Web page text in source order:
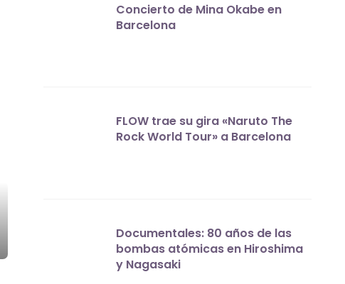
Concierto de Mina Okabe en
Barcelona
FLOW trae su gira «Naruto The
Rock World Tour» a Barcelona
Documentales: 80 años de las
bombas atómicas en Hiroshima
y Nagasaki